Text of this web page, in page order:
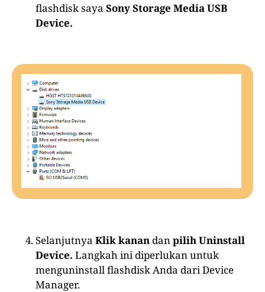
flashdisk saya Sony Storage Media USB
Device.
Selanjutnya Klik kanan danpilih Uninstall
Device. Langkah ini diperlukan untuk
menguninstall flashdisk Anda dari Device
Manager.